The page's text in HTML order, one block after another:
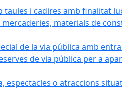
taules i cadires amb finalitat
materials de
de la via pública amb
de via pública per a
espectacles o atraccions